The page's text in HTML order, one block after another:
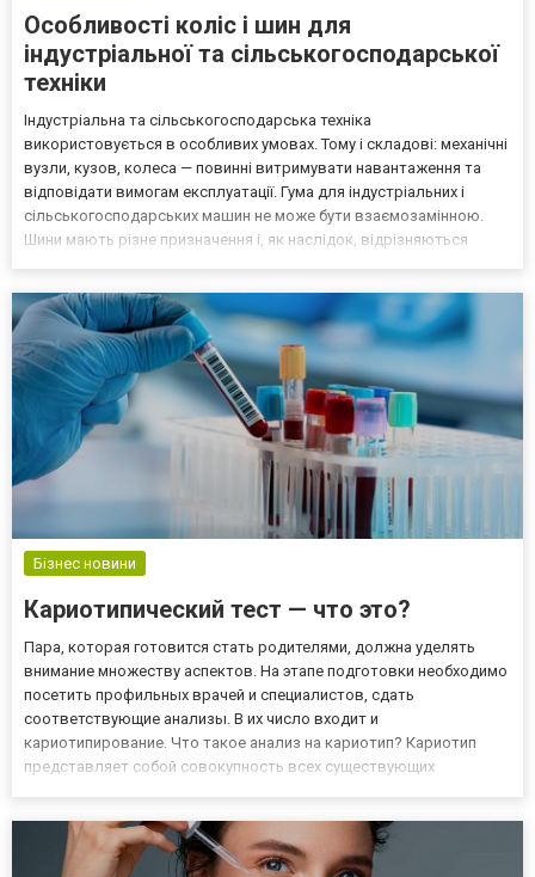
Особливості коліс і шин для
індустріальної та сільськогосподарської
техніки
Індустріальна та сільськогосподарська техніка
використовується в особливих умовах. Тому і складові: механічні
вузли, кузов, колеса — повинні витримувати навантаження та
відповідати вимогам експлуатації. Гума для індустріальних і
сільськогосподарських машин не може бути взаємозамінною.
Шини мають різне призначення і, як наслідок, відрізняються
Бізнес новини
Кариотипический тест — что это?
Пара, которая готовится стать родителями, должна уделять
внимание множеству аспектов. На этапе подготовки необходимо
посетить профильных врачей и специалистов, сдать
соответствующие анализы. В их число входит и
кариотипирование. Что такое анализ на кариотип? Кариотип
представляет собой совокупность всех существующих
хромосом входит форма, численность...